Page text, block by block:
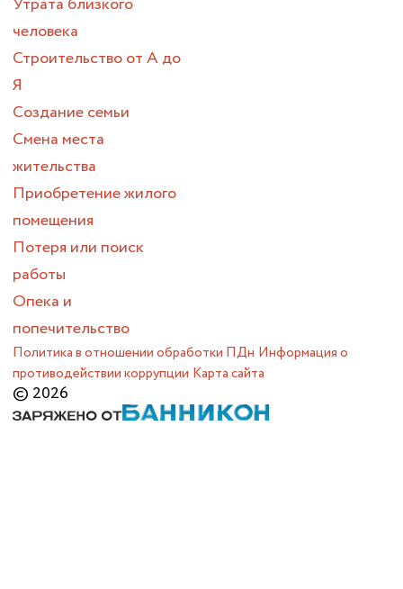
человека
Строительство от А до
Я
Создание семьи
Смена места
жительства
Приобретение жилого
помещения
Потеря или поиск
работы
Опека и
попечительство
Политика в отношении обработки ПДн Информация о
противодействии коррупции Карта сайта
© 2026